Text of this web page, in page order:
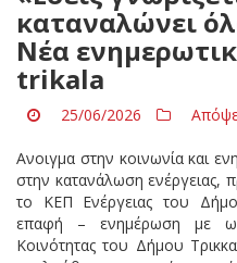
καταναλώνει
Νέα
trikala
25/06/2026
Ανοιγμα στην κοινωνία και
στην κατανάλωση ενέργειας,
το ΚΕΠ Ενέργειας του
επαφή – ενημέρωση με
Κοινότητας του Δήμου